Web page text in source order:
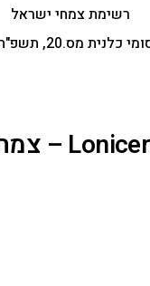
רשימת צמחי ישראל
מס.20, תשפ"ה, 5.2.2025